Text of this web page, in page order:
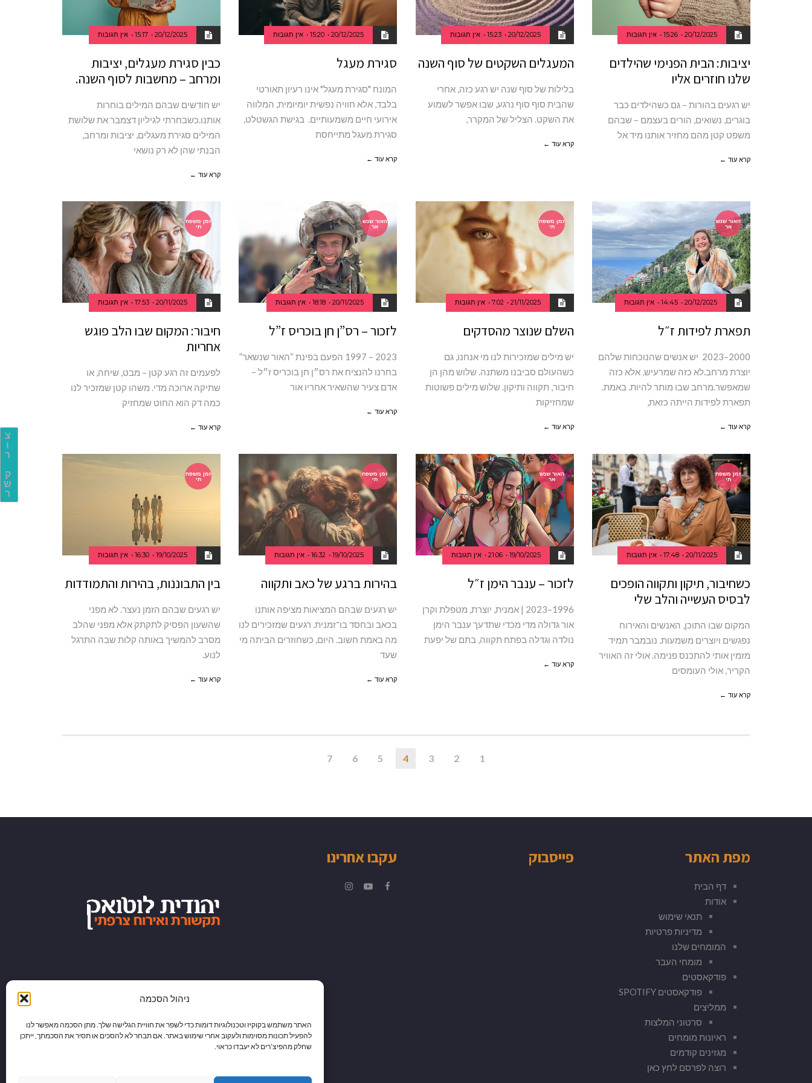
ניהול הסכמה
האתר משתמש בקוקיז וטכנולוגיות דומות כדי לשפר את חוויית הגלישה שלך. מתן הסכמה מאפשר לנו
להפעיל תכונות מסוימות ולעקוב אחרי שימוש באתר. אם תבחר לא להסכים או תסיר את הסכמתך, ייתכן
שחלק מהפיצ’רים לא יעבדו כראוי.
צ
ו
ר
ק
ש
ר
20/12/2025
15:26 אין תגובות
יציבות: הבית הפנימי שהילדים
שלנו חוזרים אליו
יש רגעים בהורות – גם כשהילדים כבר
בוגרים, נשואים, הורים בעצמם – שבהם
משפט קטן מהם מחזיר אותנו מיד אל
קרא עוד ←
20/12/2025
15:23 אין תגובות
המעגלים השקטים של סוף השנה
בלילות של סוף שנה יש רגע כזה, אחרי
שהבית סוף סוף נרגע, שבו אפשר לשמוע
את השקט. הצליל של המקרר,
קרא עוד ←
20/12/2025
15:20 אין תגובות
סגירת מעגל
המונח "סגירת מעגל" אינו רעיון תאורטי
בלבד, אלא חוויה נפשית יומיומית, המלווה
אירועי חיים משמעותיים. בגישת הגשטלט,
סגירת מעגל מתייחסת
קרא עוד ←
20/12/2025
15:17 אין תגובות
כבין סגירת מעגלים, יציבות
ומרחב – מחשבות לסוף השנה.
יש חודשים שבהם המילים בוחרות
אותנו.כשבחרתי לגיליון דצמבר את שלושת
המילים סגירת מעגלים, יציבות ומרחב,
הבנתי שהן לא רק נושאי
קרא עוד ←
האור שנש
אר
20/12/2025
14:45 אין תגובות
תפארת לפידות ז״ל
2000–2023 יש אנשים שהנוכחות שלהם
יוצרת מרחב.לא כזה שמרעיש, אלא כזה
שמאפשר.מרחב שבו מותר להיות. באמת.
תפארת לפידות הייתה כזאת,
קרא עוד ←
זמן משפח
תי
21/11/2025
7:02 אין תגובות
השלם שנוצר מהסדקים
יש מילים שמזכירות לנו מי אנחנו, גם
כשהעולם סביבנו משתנה. שלוש מהן הן
חיבור, תקווה ותיקון. שלוש מילים פשוטות
שמחזיקות
קרא עוד ←
האור שנש
אר
20/11/2025
18:18 אין תגובות
לזכור – רס”ן חן בוכריס ז”ל
1997‭ – ‬2023 הפעם בפינת “האור שנשאר”
בחרנו להנציח את רס״ן חן בוכריס ז״ל –
אדם צעיר שהשאיר אחריו אור
קרא עוד ←
זמן משפח
תי
20/11/2025
17:53 אין תגובות
חיבור: המקום שבו הלב פוגש
אחריות
לפעמים זה רגע קטן – מבט, שיחה, או
שתיקה ארוכה מדי. משהו קטן שמזכיר לנו
כמה דק הוא החוט שמחזיק
קרא עוד ←
זמן משפח
תי
20/11/2025
17:48 אין תגובות
כשחיבור, תיקון ותקווה הופכים
לבסיס העשייה והלב שלי
המקום שבו התוכן, האנשים והאירוח
נפגשים ויוצרים משמעות. נובמבר תמיד
מזמין אותי להתכנס פנימה. אולי זה האוויר
הקריר, אולי העומסים
קרא עוד ←
האור שנש
אר
19/10/2025
21:06 אין תגובות
לזכור – ענבר הימן ז״ל
1996–2023 | אמנית, יוצרת, מטפלת וקרן
אור גדולה מדי מכדי שתדעך ענבר הימן
נולדה וגדלה בפתח תקווה, בתם של יפעת
קרא עוד ←
זמן משפח
תי
19/10/2025
16:32 אין תגובות
בהירות ברגע של כאב ותקווה
יש רגעים שבהם המציאות מציפה אותנו
בכאב ובחסד בו־זמנית. רגעים שמזכירים לנו
מה באמת חשוב. היום, כשחוזרים הביתה מי
שעד
קרא עוד ←
זמן משפח
תי
19/10/2025
16:30 אין תגובות
בין התבוננות, בהירות והתמודדות
יש רגעים שבהם הזמן נעצר. לא מפני
שהשעון הפסיק לתקתק אלא מפני שהלב
מסרב להמשיך באותה קלות שבה התרגל
לנוע.
קרא עוד ←
1
2
3
4
5
6
7
מפת האתר
דף הבית
אודות
תנאי שימוש
מדיניות פרטיות
המומחים שלנו
מומחי העבר
פודקאסטים
פודקאסטים SPOTIFY
ממליצים
סרטוני המלצות
ראיונות מומחים
מגזינים קודמים
רוצה לפרסם לחץ כאן
פייסבוק עקבו אחרינו